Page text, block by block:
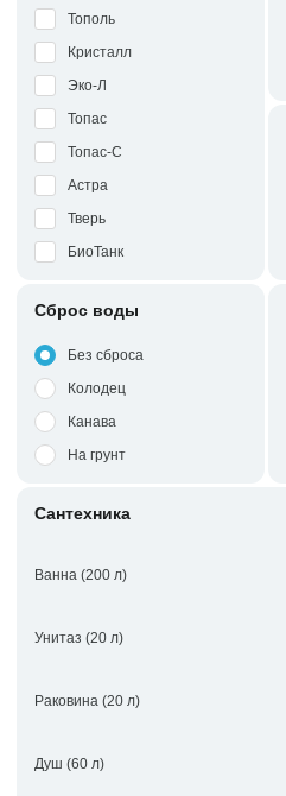
Тополь
Кристалл
Эко-Л
Топас
Топас-С
Астра
Тверь
БиоТанк
Сброс воды
Без сброса
Колодец
Канава
На грунт
Сантехника
Ванна (200 л)
Унитаз (20 л)
Раковина (20 л)
Душ (60 л)